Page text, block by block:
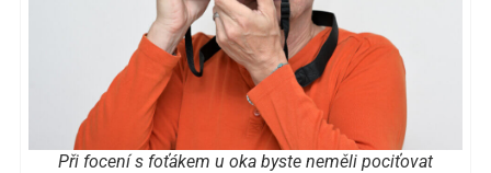
Při focení s foťákem u oka byste neměli pociťovat